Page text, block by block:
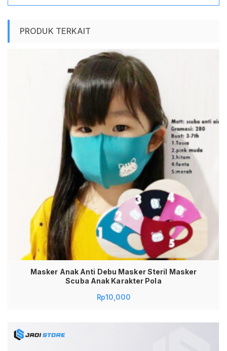
PRODUK TERKAIT
Masker Anak Anti Debu Masker Steril Masker
Scuba Anak Karakter Pola
Rp10,000